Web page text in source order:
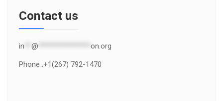
Contact us
in @ on.org
Phone .+1(267) 792-1470